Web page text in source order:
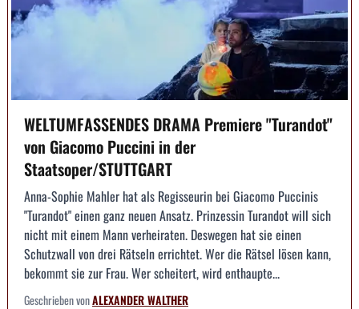
WELTUMFASSENDES DRAMA Premiere "Turandot"
von Giacomo Puccini in der
Staatsoper/STUTTGART
Anna-Sophie Mahler hat als Regisseurin bei Giacomo Puccinis
"Turandot" einen ganz neuen Ansatz. Prinzessin Turandot will sich
nicht mit einem Mann verheiraten. Deswegen hat sie einen
Schutzwall von drei Rätseln errichtet. Wer die Rätsel lösen kann,
bekommt sie zur Frau. Wer scheitert, wird enthaupte...
Geschrieben vonALEXANDER WALTHER